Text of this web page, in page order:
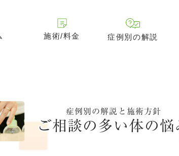
症例別の解説と施術方針
ご相談の多い体の悩
施術/料金 症例別の解説